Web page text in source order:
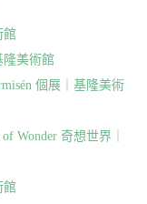
館
美術館
個展｜基隆美術
Wonder 奇想世界｜
館